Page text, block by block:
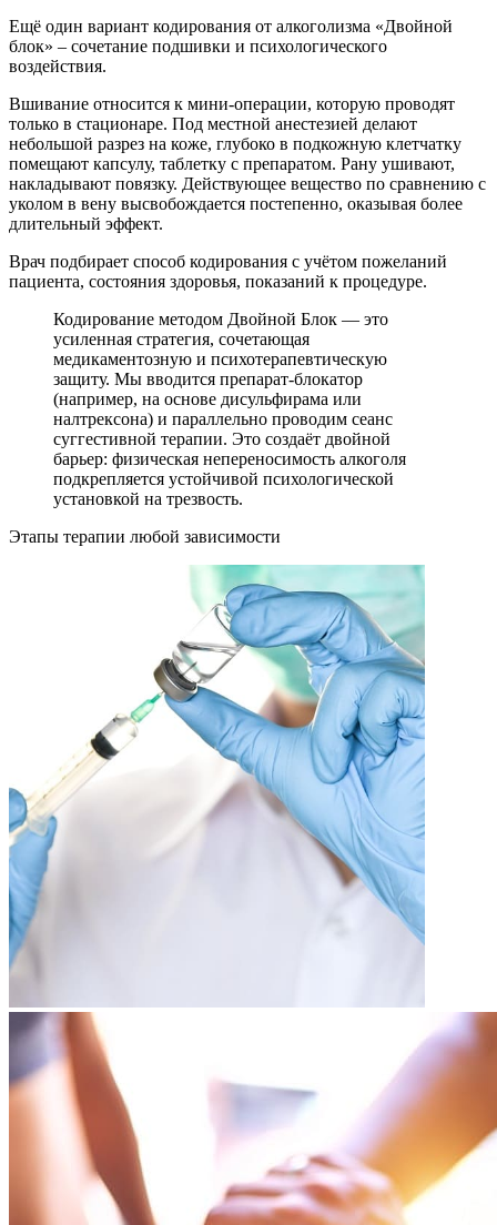
Ещё один вариант кодирования от алкоголизма «Двойной
блок» – сочетание подшивки и психологического
воздействия.
Вшивание относится к мини-операции, которую проводят
только в стационаре. Под местной анестезией делают
небольшой разрез на коже, глубоко в подкожную клетчатку
помещают капсулу, таблетку с препаратом. Рану ушивают,
накладывают повязку. Действующее вещество по сравнению с
уколом в вену высвобождается постепенно, оказывая более
длительный эффект.
Врач подбирает способ кодирования с учётом пожеланий
пациента, состояния здоровья, показаний к процедуре.
Кодирование методом Двойной Блок — это
усиленная стратегия, сочетающая
медикаментозную и психотерапевтическую
защиту. Мы вводится препарат-блокатор
(например, на основе дисульфирама или
налтрексона) и параллельно проводим сеанс
суггестивной терапии. Это создаёт двойной
барьер: физическая непереносимость алкоголя
подкрепляется устойчивой психологической
установкой на трезвость.
Этапы терапии любой зависимости